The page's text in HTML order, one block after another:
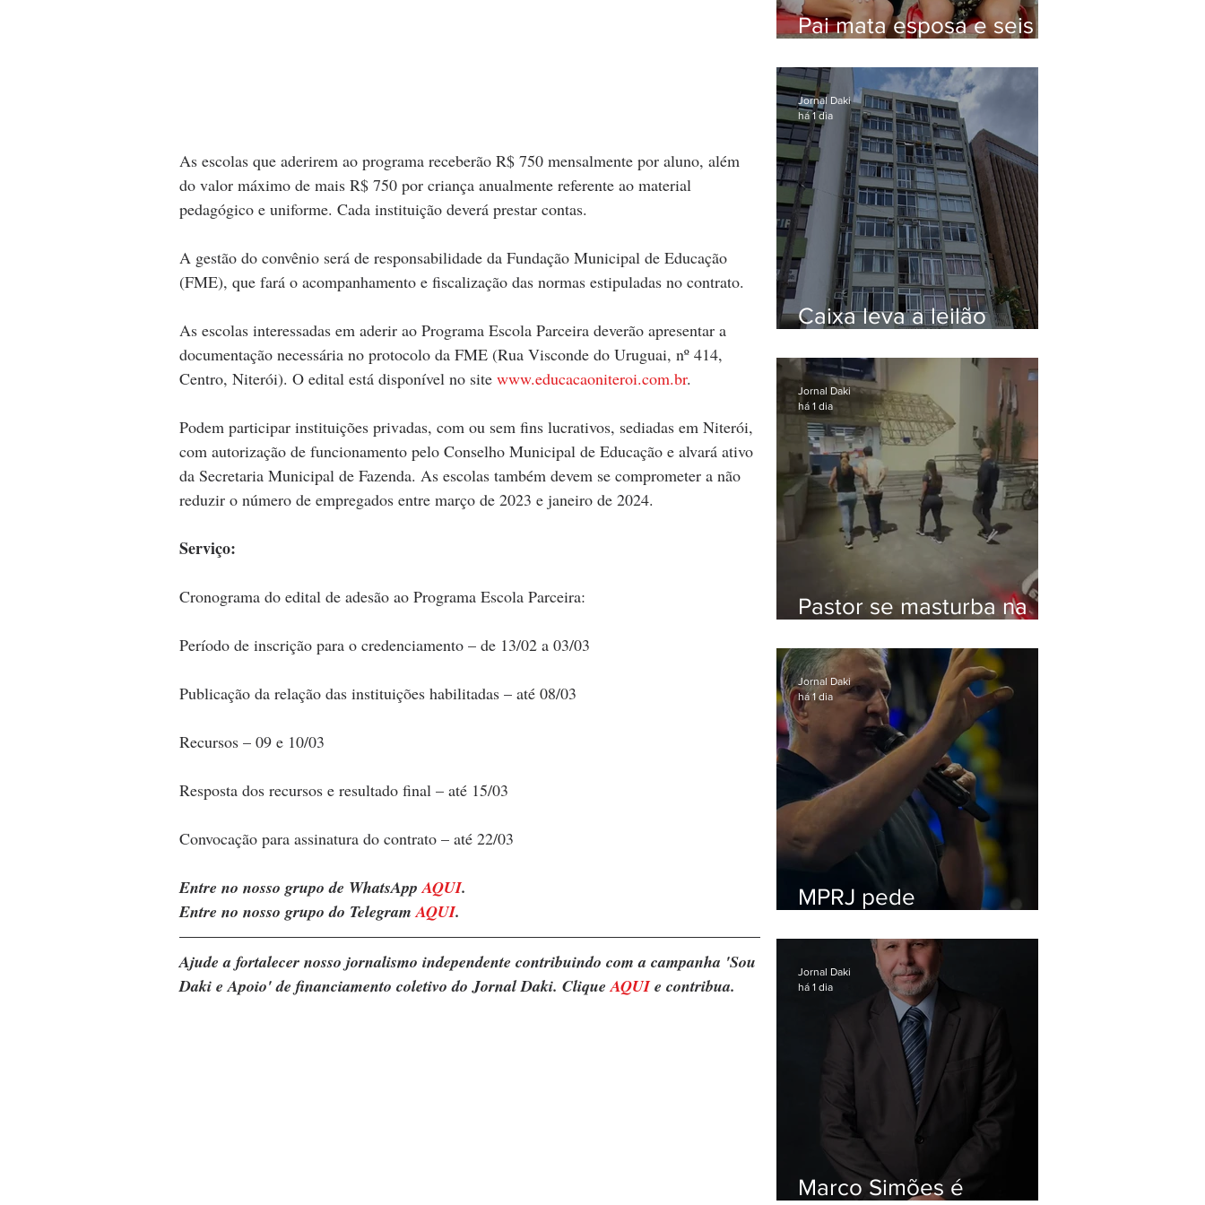
As escolas que aderirem ao programa receberão R$ 750 mensalmente por aluno, além
do valor máximo de mais R$ 750 por criança anualmente referente ao material
pedagógico e uniforme. Cada instituição deverá prestar contas.
A gestão do convênio será de responsabilidade da Fundação Municipal de Educação
(FME), que fará o acompanhamento e fiscalização das normas estipuladas no contrato.
As escolas interessadas em aderir ao Programa Escola Parceira deverão apresentar a
documentação necessária no protocolo da FME (Rua Visconde do Uruguai, nº 414,
Centro, Niterói). O edital está disponível no site www.educacaoniteroi.com.br.
Podem participar instituições privadas, com ou sem fins lucrativos, sediadas em Niterói,
com autorização de funcionamento pelo Conselho Municipal de Educação e alvará ativo
da Secretaria Municipal de Fazenda. As escolas também devem se comprometer a não
reduzir o número de empregados entre março de 2023 e janeiro de 2024.
Serviço:
Cronograma do edital de adesão ao Programa Escola Parceira:
Período de inscrição para o credenciamento – de 13/02 a 03/03
Publicação da relação das instituições habilitadas – até 08/03
Recursos – 09 e 10/03
Resposta dos recursos e resultado final – até 15/03
Convocação para assinatura do contrato – até 22/03
Entre no nosso grupo de WhatsApp AQUI.
Entre no nosso grupo do Telegram AQUI.
Ajude a fortalecer nosso jornalismo independente contribuindo com a campanha 'Sou
Daki e Apoio' de financiamento coletivo do Jornal Daki. Clique AQUI e contribua.
Pai mata esposa e seis
funeral
Caixa leva a leilão
Bolsonaro em Botafogo
Jornal Daki
há 1 dia
Pastor se masturba na
preso na Zona Oeste
Jornal Daki
há 1 dia
MPRJ pede
Garotinho
Jornal Daki
há 1 dia
Marco Simões é
Jornal Daki
há 1 dia